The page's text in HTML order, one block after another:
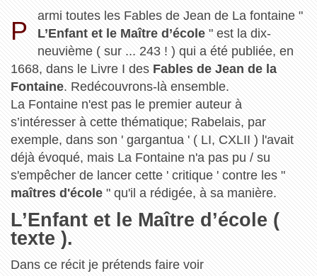
P
armi toutes les Fables de Jean de La fontaine "
L’Enfant et le Maître d’école " est la dix-
neuvième ( sur ... 243 ! ) qui a été publiée, en
1668, dans le Livre I des Fables de Jean de la
Fontaine. Redécouvrons-là ensemble.
La Fontaine n'est pas le premier auteur à
s’intéresser à cette thématique; Rabelais, par
exemple, dans son ' gargantua ' ( LI, CXLII ) l'avait
déjà évoqué, mais La Fontaine n'a pas pu / su
s'empêcher de lancer cette ' critique ' contre les "
maîtres d'école" qu'il a rédigée, à sa manière.
L’Enfant et le Maître d’école (
texte ).
Dans ce récit je prétends faire voir